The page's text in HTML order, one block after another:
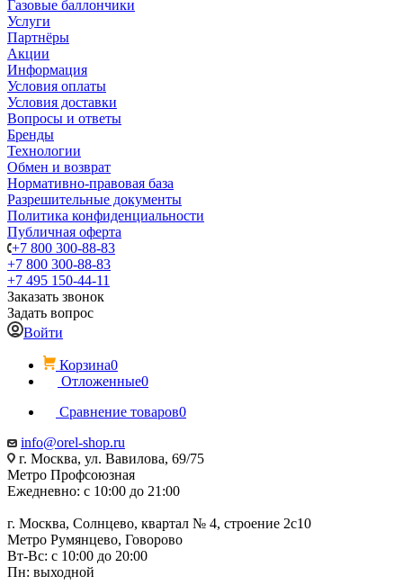
Газовые баллончики
Услуги
Партнёры
Акции
Информация
Условия оплаты
Условия доставки
Вопросы и ответы
Бренды
Технологии
Обмен и возврат
Нормативно-правовая база
Разрешительные документы
Политика конфиденциальности
Публичная оферта
+7 800 300-88-83
+7 800 300-88-83
+7 495 150-44-11
Заказать звонок
Задать вопрос
Войти
Корзина0
Отложенные0
Сравнение товаров0
info@orel-shop.ru
г. Москва, ул. Вавилова, 69/75
Метро Профсоюзная
Ежедневно: с 10:00 до 21:00
г. Москва, Солнцево, квартал № 4, строение 2с10
Метро Румянцево, Говорово
Вт-Вс: с 10:00 до 20:00
Пн: выходной